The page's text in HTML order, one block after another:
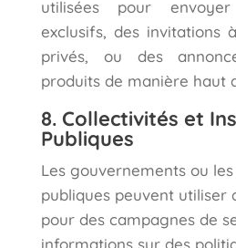
utilisées pour
exclusifs, des invitations
privés, ou des
produits de manière haut
8. Collectivités et
Publiques
Les gouvernements ou
publiques peuvent utiliser
pour des campagnes de